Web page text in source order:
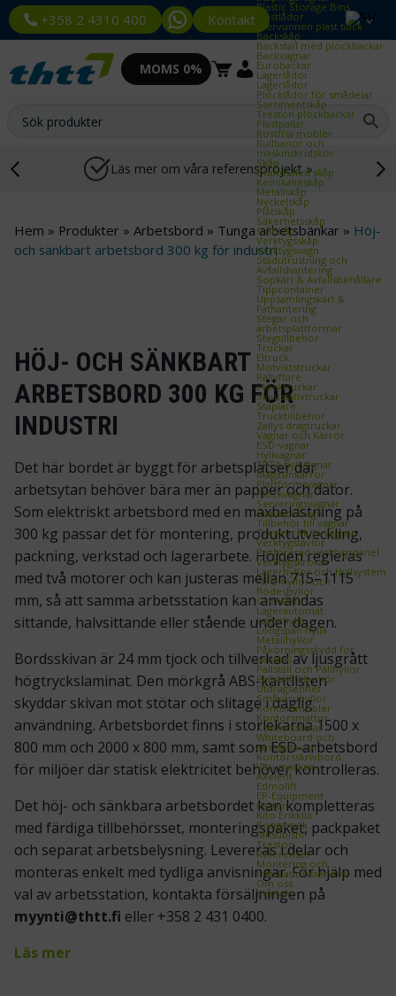
+358 2 4310 400 Kontakt
Plastic Storage Bins
Plastlådor
Återvunnen plast back
Backskåp
Backställ med plockbackar
Backvagnar
Eurobackar
Lagerlådor
Lagerlådor
Plocklådor för smådelar
Sortimentskåp
Treston plockbackar
Plastpallar
Rostfria möbler
Rullbanor och
maskinskridskor
Skåp
Brandsäkra skåp
Kemikalieskåp
Metallskåp
Nyckelskåp
Plåtskåp
Säkerhetsskåp
Stålskåp
Verktygsskåp
Verktygsvagn
Städutrustning och
Avfallshantering
Sopkärl & Avfallsbehållare
Tippcontainer
Uppsamlingskärl &
Fathantering
Stegar och
arbetsplattformar
Stegtillbehör
Truckar
Eltruck
Motviktstruckar
Pallyftare
Plocktruckar
Skjutstativtruckar
Staplare
Trucktillbehör
Zallys dragtruckar
Vagnar och Kärror
ESD‑vagnar
Hyllvagnar
TRTA hyllvagnar
Magasinkärror
Plattformsvagnar
Plockvagnar
Serveringsvagnar
Sopsäcksvagn
Tillbehör till vagnar
Treston Multi vagnar
Verktygstavlor
Perforerad verktygspanel
Verktygskrokar
Lagerhyllor och Hyllsystem
FIFO‑hyllor och
flödeshyllor
Grenställ
Lagerautomat
Lagerhylla
Longspan hylla
Metallhyllor
Påkörningsskydd för
pallställ
Pallställ och Pallhyllor
Pallställ tillbehör
Utdragsenhet
Småvaruhyllor
Kontorsmöbler
Kontorsmattor
Kontorsstolar
Whiteboard och
anslagstavlor
Kontorsskrivbord
Varumärken
Axelent
Edmolift
EP-Equipment
Kasten
Kito Erikkilä
Kongamek
Mitsubishi
Treston
Referenser
Montering och
installationsservice
Om oss
Kontakt
MOMS 0%
Läs mer om våra referensprojekt »
Hem » Produkter » Arbetsbord » Tunga arbetsbänkar » Höj-
och sänkbart arbetsbord 300 kg för industri
HÖJ- OCH SÄNKBART
ARBETSBORD 300 KG FÖR
INDUSTRI
Det här bordet är byggt för arbetsplatser där
arbetsytan behöver bära mer än papper och dator.
Som elektriskt arbetsbord med en maxbelastning på
300 kg passar det för montering, produktutveckling,
packning, verkstad och lagerarbete. Höjden regleras
med två motorer och kan justeras mellan 715–1115
mm, så att samma arbetsstation kan användas
sittande, halvsittande eller stående under dagen.
Bordsskivan är 24 mm tjock och tillverkad av ljusgrått
högtryckslaminat. Den mörkgrå ABS-kantlisten
skyddar skivan mot stötar och slitage i daglig
användning. Arbetsbordet finns i storlekarna 1500 x
800 mm och 2000 x 800 mm, samt som ESD-arbetsbord
för miljöer där statisk elektricitet behöver kontrolleras.
Det höj- och sänkbara arbetsbordet kan kompletteras
med färdiga tillbehörsset, monteringspaket, packpaket
och separat arbetsbelysning. Levereras i delar och
monteras enkelt med tydliga anvisningar. För hjälp med
val av arbetsstation, kontakta försäljningen på
myynti@thtt.fi eller +358 2 431 0400.
Läs mer